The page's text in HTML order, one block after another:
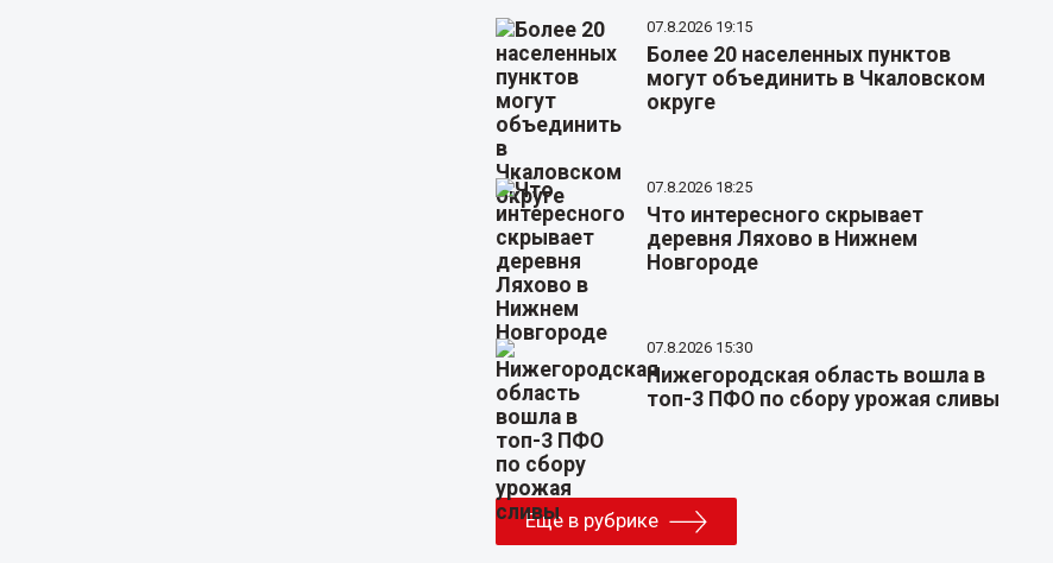
07.8.2026 19:15
Более 20 населенных пунктов
могут объединить в Чкаловском
округе
07.8.2026 18:25
Что интересного скрывает
деревня Ляхово в Нижнем
Новгороде
07.8.2026 15:30
Нижегородская область вошла в
топ-3 ПФО по сбору урожая сливы
Еще в рубрике